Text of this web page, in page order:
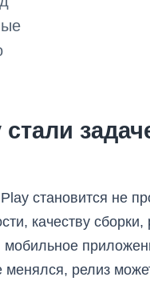
становится не
качеству
релиз